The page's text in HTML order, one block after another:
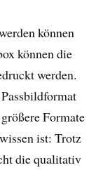
können
können die
werden.
Formate
ist: Trotz
die qualitativ